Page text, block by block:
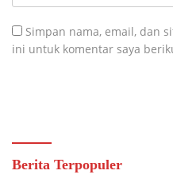
Simpan nama, email, dan
ini untuk komentar saya
Berita Terpopuler